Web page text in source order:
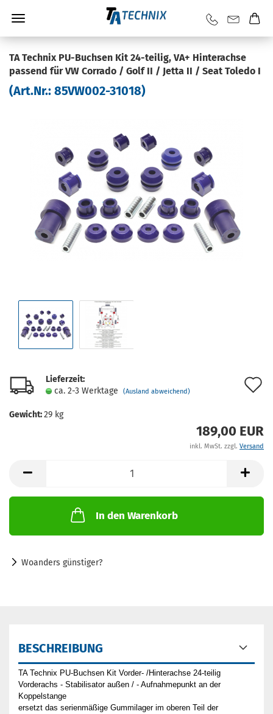
TA Tech­nix PU-​Buchsen Kit 24-​teilig, VA+ Hin­ter­ach­se
pas­send für VW Cor­ra­do / Golf II / Jetta II / Seat To­le­do I
(Art.Nr.: 85VW002-​31018)
Lieferzeit:
ca. 2-3 Werktage
(Ausland abweichend)
Gewicht:29 kg
189,00 EUR
inkl. MwSt. zzgl. Versand
In den Warenkorb
Woanders günstiger?
BESCHREIBUNG
TA Technix PU-Buchsen Kit Vorder- /Hinterachse 24-teilig
Vorderachs - Stabilisator außen / - Aufnahmepunkt an der
Koppelstange
ersetzt das serienmäßige Gummilager im oberen Teil der